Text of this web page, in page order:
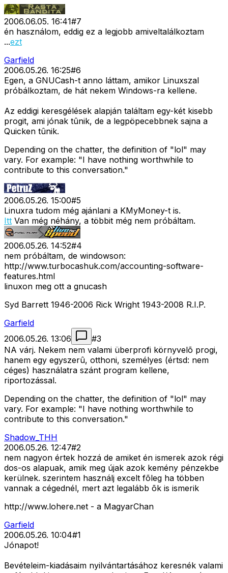
2006.06.05. 16:41#7
én használom, eddig ez a legjobb amiveltalálkoztam
...ezt
Garfield
2006.05.26. 16:25#6
Egen, a GNUCash-t anno láttam, amikor Linuxszal
próbálkoztam, de hát nekem Windows-ra kellene.
Az eddigi keresgélések alapján találtam egy-két kisebb
progit, ami jónak tûnik, de a legpöpecebbnek sajna a
Quicken tûnik.
Depending on the chatter, the definition of "lol" may
vary. For example: "I have nothing worthwhile to
contribute to this conversation."
2006.05.26. 15:00#5
Linuxra tudom még ajánlani a KMyMoney-t is.
Itt Van még néhány, a többit még nem próbáltam.
2006.05.26. 14:52#4
nem próbáltam, de windowson:
http://www.turbocashuk.com/accounting-software-
features.html
linuxon meg ott a gnucash
Syd Barrett 1946-2006 Rick Wright 1943-2008 R.I.P.
Garfield
2006.05.26. 13:06
#3
NA várj. Nekem nem valami überprofi környvelõ progi,
hanem egy egyszerû, otthoni, személyes (értsd: nem
céges) használatra szánt program kellene,
riportozással.
Depending on the chatter, the definition of "lol" may
vary. For example: "I have nothing worthwhile to
contribute to this conversation."
Shadow_THH
2006.05.26. 12:47#2
nem nagyon értek hozzá de amiket én ismerek azok régi
dos-os alapuak, amik meg újak azok kemény pénzekbe
kerülnek. szerintem használj excelt fõleg ha többen
vannak a cégednél, mert azt legalább õk is ismerik
http://www.lohere.net - a MagyarChan
Garfield
2006.05.26. 10:04#1
Jónapot!
Bevételeim-kiadásaim nyilvántartásához keresnék valami